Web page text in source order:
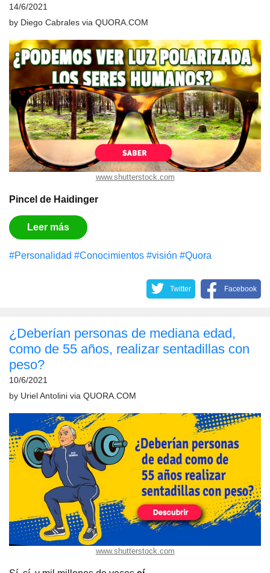
14/6/2021
by Diego Cabrales via QUORA.COM
www.shutterstock.com
Pincel de Haidinger
Leer más
#Personalidad #Conocimientos #visión #Quora
Twitter Facebook
¿Deberían personas de mediana edad,
como de 55 años, realizar sentadillas con
peso?
10/6/2021
by Uriel Antolini via QUORA.COM
www.shutterstock.com